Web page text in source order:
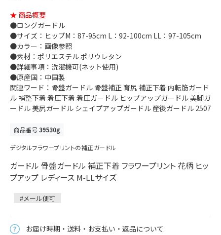
★ 商品概要
●ロングガードル
●サイズ：ヒップM：87-95cm L：92-100cm LL：97-105cm
●カラー：画像参照
●素材：ポリエステル ポリウレタン
●詳細事項：洗濯機可(ネット使用)
●原産国：中国製
関連ワード：骨盤ガードル 骨盤補正 育尻 補正下着 内転筋ガード
ル 補整下着 着圧下着 着圧ガードル ヒップアップガードル 美脚ガ
ードル 美尻ガードル シェイプアップガードル 産後ガードル 2507
商品番号39530g
デジタルフラワープリントの補正ガードル
ガードル 骨盤ガードル 補正下着 フラワープリント 花柄 ヒッ
プアップ レディース M-LLサイズ
#メール便可
お届け時期・送料・お支払い・返品について